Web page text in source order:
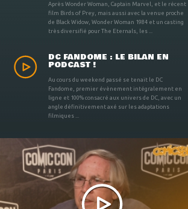
Après Wonder Woman, Captain Marvel, et le récent
film Birds of Prey, mais aussi avec la venue proche
de Black Widow, Wonder Woman 1984 et un casting
très diversifié pour The Eternals, les ...
DC FANDOME : LE BILAN EN
PODCAST !
Au cours du weekend passé se tenait le DC
Fandome, premier évènement intégralement en
ligne et 100% consacré aux univers de DC, avec un
angle définitivement axé sur les adaptations
filmiques ...